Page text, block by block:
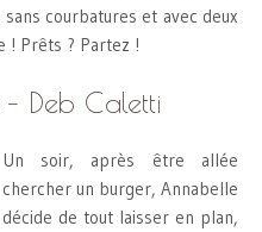
courbatures et avec deux
! Prêts ? Partez !
Deb Caletti
Un soir, après être allée
chercher un burger, Annabelle
décide de tout laisser en plan,